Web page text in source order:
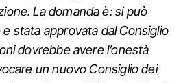
La domanda è: si può
stata approvata dal Consiglio
dovrebbe avere l’onestà
un nuovo Consiglio dei